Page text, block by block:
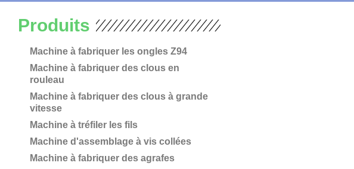
Produits
Machine à fabriquer les ongles Z94
Machine à fabriquer des clous en
rouleau
Machine à fabriquer des clous à grande
vitesse
Machine à tréfiler les fils
Machine d'assemblage à vis collées
Machine à fabriquer des agrafes